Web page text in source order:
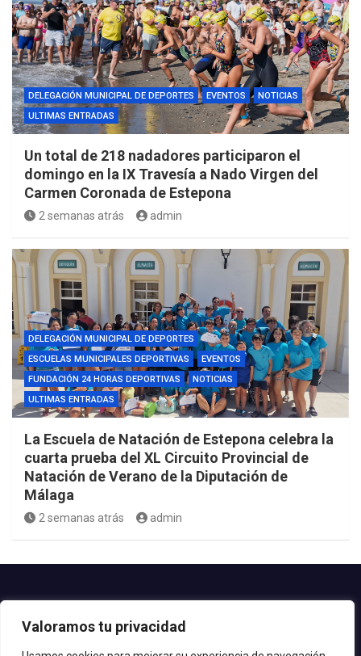
Valoramos tu privacidad
DELEGACIÓN MUNICIPAL DE DEPORTES EVENTOS
NOTICIAS
ULTIMAS ENTRADAS
Un total de 218 nadadores participaron el
domingo en la IX Travesía a Nado Virgen del
Carmen Coronada de Estepona
2 semanas atrás admin
DELEGACIÓN MUNICIPAL DE DEPORTES
ESCUELAS MUNICIPALES DEPORTIVAS
EVENTOS
FUNDACIÓN 24 HORAS DEPORTIVAS
NOTICIAS
ULTIMAS ENTRADAS
La Escuela de Natación de Estepona celebra la
cuarta prueba del XL Circuito Provincial de
Natación de Verano de la Diputación de
Málaga
2 semanas atrás admin
Teléfono: 952.80.24.44